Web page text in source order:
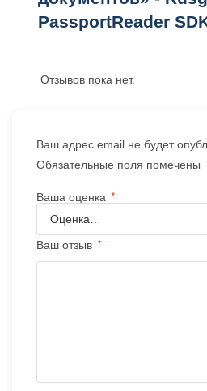
PassportReader
Отзывов пока нет.
Ваш адрес email не будет
Обязательные поля помечены
Ваша оценка *
Ваш отзыв *